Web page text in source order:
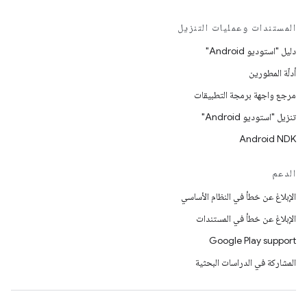
المستندات وعمليات التنزيل
دليل "استوديو Android"
أدلّة المطورين
مرجع واجهة برمجة التطبيقات
تنزيل "استوديو Android"
Android NDK
الدعم
الإبلاغ عن خطأ في النظام الأساسي
الإبلاغ عن خطأ في المستندات
Google Play support
المشاركة في الدراسات البحثية